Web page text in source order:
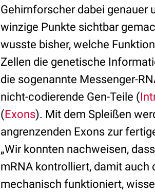
Gehirnforscher dabei genauer
winzige Punkte sichtbar
wusste bisher, welche
Zellen die genetische
die sogenannte Messenger-
nicht-codierende Gen-Teile (
(Exons). Mit dem Spleißen
angrenzenden Exons zur
„Wir konnten nachweisen,
mRNA kontrolliert, damit auch
mechanisch funktioniert,